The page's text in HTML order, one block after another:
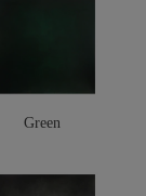
Green